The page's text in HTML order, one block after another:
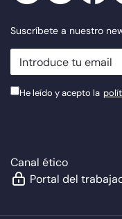
Suscríbete a nuestro
newsletter.suscribe
He leído y acepto la
Canal ético
Portal del